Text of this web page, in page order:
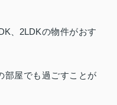
、2LDKの物件がおす
部屋でも過ごすことが